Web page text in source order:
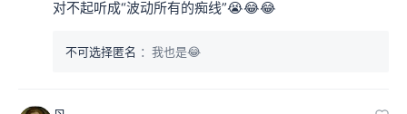
对不起听成“波动所有的痴线”😭😂😂
不可选择匿名 ：我也是😂